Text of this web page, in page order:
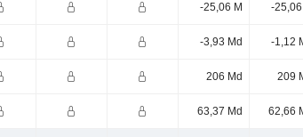
-25,06 M -25,06
-3,93 Md -1,12
206 Md 209
63,37 Md 62,66